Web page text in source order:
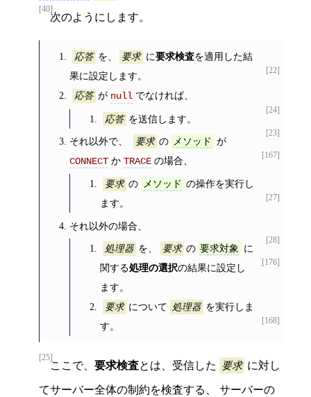
[40]
次のようにします。
[22]
応答 を、 要求 に要求検査を適用した結
果に設定します。
[24]
応答 が null でなければ、
[23]
応答 を送信します。
[167]
それ以外で、 要求 の メソッド が
CONNECT かTRACE の場合、
[27]
要求 の メソッド の操作を実行し
ます。
[28]
それ以外の場合、
[176]
処理器 を、 要求 の 要求対象
に
関する処理の選択の結果に設定し
ます。
[168]
要求 について 処理器 を実行しま
す。
[25]
ここで、 要求検査とは、受信した 要求 に対し
てサーバー全体の制約を検査する、 サーバーの